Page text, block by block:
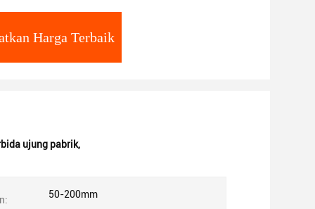
Harga Terbaik
ujung pabrik,
50-200mm